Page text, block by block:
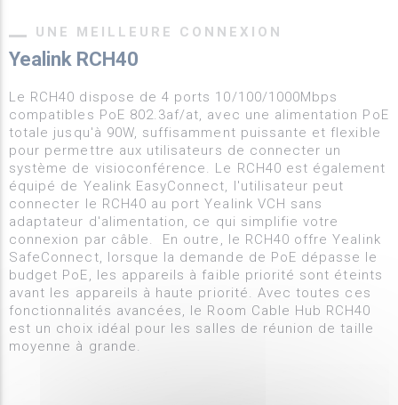
UNE MEILLEURE CONNEXION
Yealink RCH40
Le RCH40 dispose de 4 ports 10/100/1000Mbps
compatibles PoE 802.3af/at, avec une alimentation PoE
totale jusqu'à 90W, suffisamment puissante et flexible
pour permettre aux utilisateurs de connecter un
système de visioconférence. Le RCH40 est également
équipé de Yealink EasyConnect, l'utilisateur peut
connecter le RCH40 au port Yealink VCH sans
adaptateur d'alimentation, ce qui simplifie votre
connexion par câble. En outre, le RCH40 offre Yealink
SafeConnect, lorsque la demande de PoE dépasse le
budget PoE, les appareils à faible priorité sont éteints
avant les appareils à haute priorité. Avec toutes ces
fonctionnalités avancées, le Room Cable Hub RCH40
est un choix idéal pour les salles de réunion de taille
moyenne à grande.